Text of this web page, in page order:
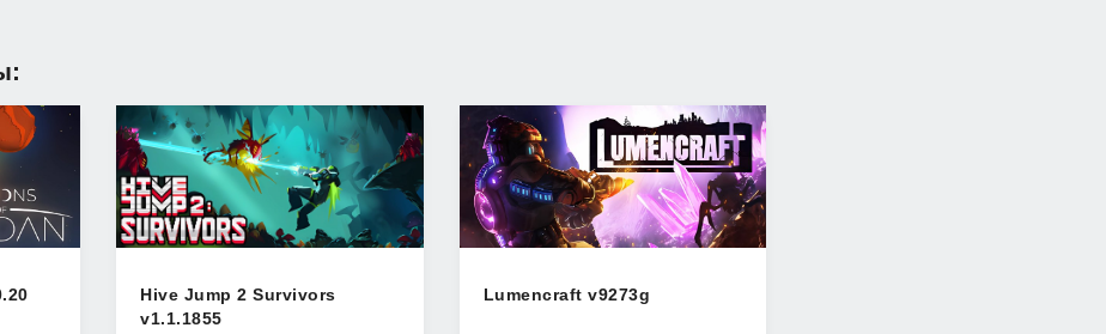
Hive Jump 2 Survivors
v1.1.1855
Lumencraft v9273g